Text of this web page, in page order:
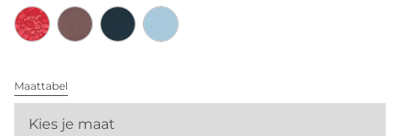
Maattabel
Kies je maat